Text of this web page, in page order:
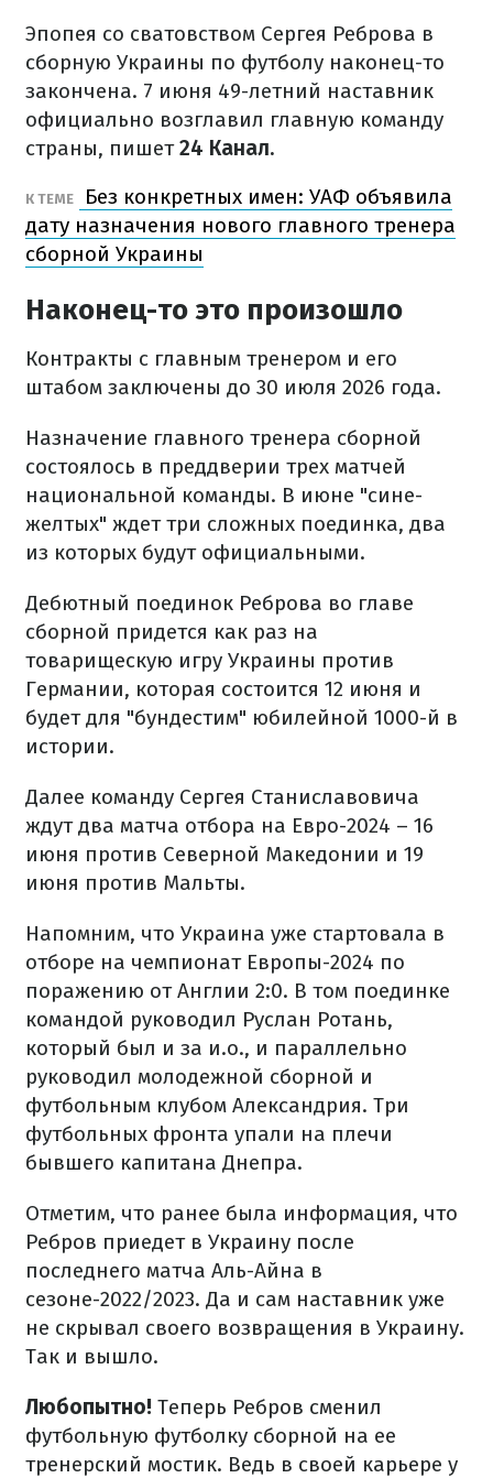
Эпопея со сватовством Сергея Реброва в
сборную Украины по футболу наконец-то
закончена. 7 июня 49-летний наставник
официально возглавил главную команду
страны, пишет24 Канал.
К ТЕМЕ
Без конкретных имен: УАФ объявила
дату назначения нового главного тренера
сборной Украины
Наконец-то это произошло
Контракты с главным тренером и его
штабом заключены до 30 июля 2026 года.
Назначение главного тренера сборной
состоялось в преддверии трех матчей
национальной команды. В июне "сине-
желтых" ждет три сложных поединка, два
из которых будут официальными.
Дебютный поединок Реброва во главе
сборной придется как раз на
товарищескую игру Украины против
Германии, которая состоится 12 июня и
будет для "бундестим" юбилейной 1000-й в
истории.
Далее команду Сергея Станиславовича
ждут два матча отбора на Евро-2024 – 16
июня против Северной Македонии и 19
июня против Мальты.
Напомним, что Украина уже стартовала в
отборе на чемпионат Европы-2024 по
поражению от Англии 2:0. В том поединке
командой руководил Руслан Ротань,
который был и за и.о., и параллельно
руководил молодежной сборной и
футбольным клубом Александрия. Три
футбольных фронта упали на плечи
бывшего капитана Днепра.
Отметим, что ранее была информация, что
Ребров приедет в Украину после
последнего матча Аль-Айна в
сезоне-2022/2023. Да и сам наставник уже
не скрывал своего возвращения в Украину.
Так и вышло.
Любопытно! Теперь Ребров сменил
футбольную футболку сборной на ее
тренерский мостик. Ведь в своей карьере у